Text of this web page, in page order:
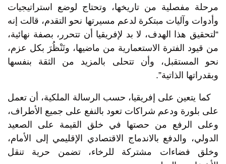
مرحلة مفصلية من تاريخها، وتحتاج لوضع استراتيجيات
وأدوات وآليات مبتكرة لدعم مسيرتها نحو التقدم، قالت إنه
“لتحقيق هذا الهدف، لا بد لإفريقيا أن تتحرر، بصفة نهائية،
من قيود الفترة الاستعمارية من ماضيها، وتَنْظُرَ بكل عزم،
نحو المستقبل، وأن تتحلى بالمزيد من الثقة بنفسها
وبقدراتها الذاتية”.
كما يتعين على إفريقيا، حسب الرسالة الملكية، أن تعمل
على بلورة ودعم شراكات تعود بالنفع على جميع الأطراف،
وعلى الرفع من حصتها في خلق القيمة على الصعيد
الدولي، والدفع بالاندماج الاقتصادي الإقليمي إلى الأمام،
وخلق فضاءات مشتركة للرخاء، تضمن حرية تنقل